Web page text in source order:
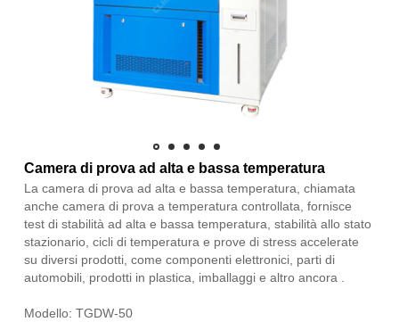
Camera di prova ad alta e bassa temperatura
La camera di prova ad alta e bassa temperatura, chiamata
anche camera di prova a temperatura controllata, fornisce
test di stabilità ad alta e bassa temperatura, stabilità allo stato
stazionario, cicli di temperatura e prove di stress accelerate
su diversi prodotti, come componenti elettronici, parti di
automobili, prodotti in plastica, imballaggi e altro ancora .
Modello: TGDW-50